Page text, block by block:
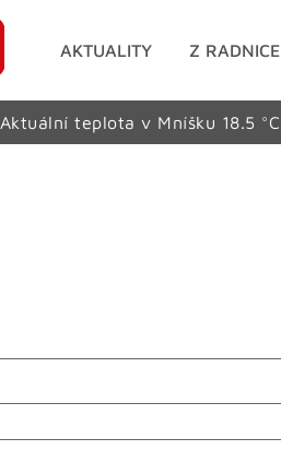
AKTUALITY Z RADNICE
Aktuální teplota v Mníšku 18.5 °C